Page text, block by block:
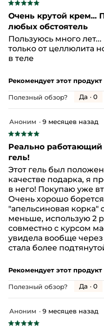
★★★★★
★★★★★
из
5
звезд.
Очень крутой крем...
любых обстоятель
Пользуюсь много
только от целлюлита
в теле
Рекомендует этот продукт
Полезный обзор? Да · 0
★★★★★
★★★★★
5
звезд.
Аноним · 9 месяцев назад
Реально
гель!
Этот гель был положен
качестве подарка, я
в него! Покупаю уже
Очень хорошо
"апельсиновая корка"
меньше, использую 2
совместно с курсом
увидела вообще
стала более
Рекомендует этот продукт
Полезный обзор? Да · 0
★★★★★
★★★★★
Аноним · 9 месяцев назад